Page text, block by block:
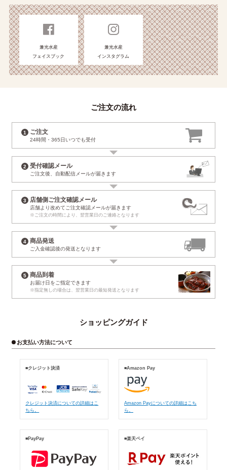
兼光水産
フェイスブック
兼光水産
インスタグラム
ご注文の流れ
ご注文
24時間・365日いつでも受付
受付確認メール
ご注文後、自動配信 メールが届きます
店舗側ご注文確認メール
店舗より改めて ご注文確認メールが届きます
※ご注文の時間により、 翌営業日のご連絡となります
商品発送
ご入金確認後の発送となります
商品到着
お届け日 をご指定できます
※指定無しの場合は、 翌営業日の最短発送となります
ショッピングガイド
お支払い方法について
■クレジット決済
クレジット決済についての詳細はこ
ちら。
■Amazon Pay
Amazon Payについての詳細はこち
ら。
■PayPay ■楽天ペイ